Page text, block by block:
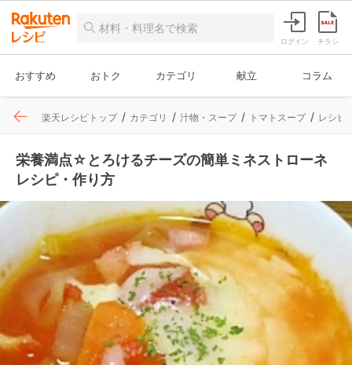
ログイン チラシ
おすすめ おトク カテゴリ 献立 コラム
楽天レシピトップ カテゴリ 汁物・スープ トマトスープ レシピ
栄養満点☆とろけるチーズの簡単ミネストローネ
レシピ・作り方